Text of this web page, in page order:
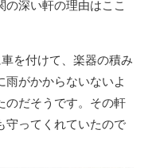
深い軒の理由はここ
を付けて、楽器の積み
がかからないないよ
のだそうです。その軒
守ってくれていたので